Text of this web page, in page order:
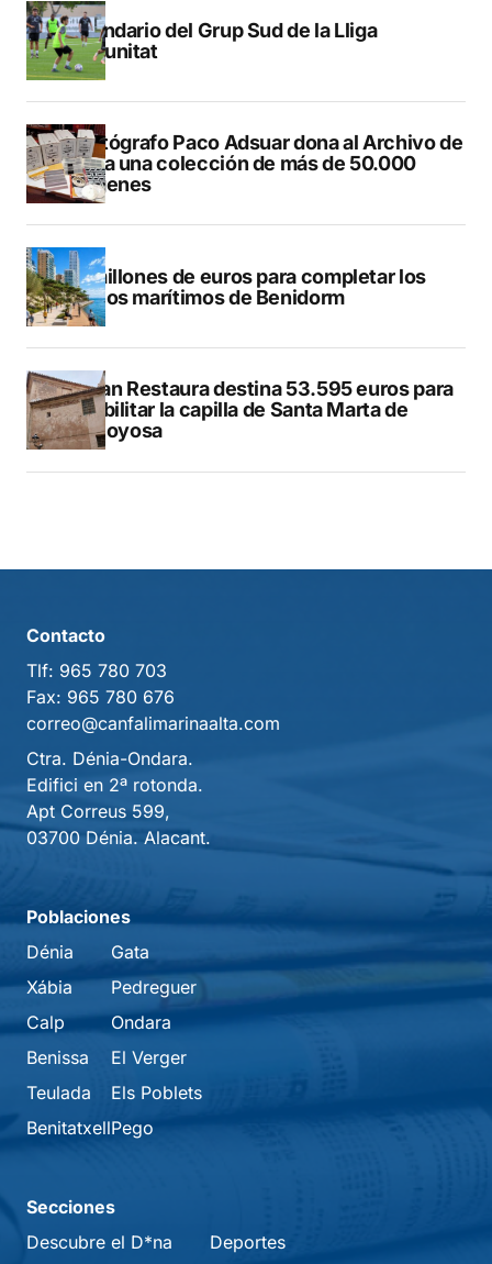
Calendario del Grup Sud de la Lliga
Comunitat
El fotógrafo Paco Adsuar dona al Archivo de
Dénia una colección de más de 50.000
imágenes
50 millones de euros para completar los
paseos marítimos de Benidorm
El Plan Restaura destina 53.595 euros para
rehabilitar la capilla de Santa Marta de
Villajoyosa
Contacto
Tlf: 965 780 703
Fax: 965 780 676
correo@canfalimarinaalta.com
Ctra. Dénia-Ondara.
Edifici en 2ª rotonda.
Apt Correus 599,
03700 Dénia. Alacant.
Poblaciones
Dénia
Xábia
Calp
Benissa
Teulada
Benitatxell
Gata
Pedreguer
Ondara
El Verger
Els Poblets
Pego
Secciones
Descubre el D*na
Deportes